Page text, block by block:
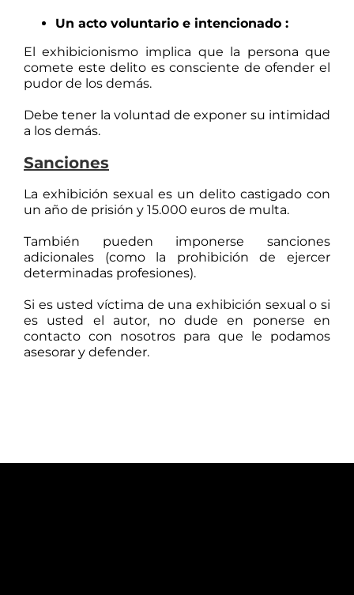
Un acto voluntario e intencionado :
El exhibicionismo implica que la persona que
comete este delito es consciente de ofender el
pudor de los demás.
Debe tener la voluntad de exponer su intimidad
a los demás.
Sanciones
La exhibición sexual es un delito castigado con
un año de prisión y 15.000 euros de multa.
También pueden imponerse sanciones
adicionales (como la prohibición de ejercer
determinadas profesiones).
Si es usted víctima de una exhibición sexual o si
es usted el autor, no dude en ponerse en
contacto con nosotros para que le podamos
asesorar y defender.